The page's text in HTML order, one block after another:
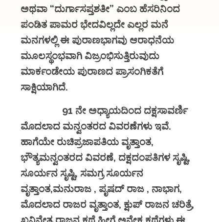
ಅಥವಾ “ದುರ್ಗಾಸಪ್ತಶತೀ” ಎಂಬ ಹೆಸರಿನಿಂದ
ಪಂಡಿತ ಪಾಮರ ಭೇದವಿಲ್ಲದೇ ಎಲ್ಲರ ಮನೆ
ಮನಗಳಲ್ಲಿ ಈ ಪುರಾಣಭಾಗವು ಆರಾಧನೆಯ
ಮೂಲಸ್ಥಂಭವಾಗಿ ವಿಜ್ರಂಭಿಸುತ್ತಿರುವುದು
ಮಾರ್ಕಂಡೇಯ ಪುರಾಣದ ಪ್ರಾಸಂಗಿಕತೆಗೆ
ಸಾಕ್ಷಿಯಾಗಿದೆ.
91 ನೇ ಅಧ್ಯಾಯದಿಂದ ದಕ್ಷಸಾವರ್ಣಿ
ಮೊದಲಾದ ಮನ್ವಂತರದ ವಿವರಣೆಗಳು ಇವೆ.
ಹಾಗೆಯೇ ರುಚಿಪ್ರಜಾಪತಿಯ ವೃತ್ತಾಂತ,
ಭೌತ್ಯಮನ್ವಂತರದ ವಿವರಣೆ, ದಕ್ಷದಂಪತಿಗಳ ಸೃಷ್ಟಿ,
ಸೂರ್ಯನ ಸೃಷ್ಟಿ, ಸಮಗ್ರ ಸೂರ್ಯನ
ವೃತ್ತಾಂತ,ಮನುರಾಜ , ಪೃಷದ್ ರಾಜ , ನಾಭಾಗ,
ಮೊದಲಾದ ರಾಜರ ವೃತ್ತಾಂತ, ಕ್ಷುಪ್ ರಾಜನ ಚರಿತ್ರೆ,